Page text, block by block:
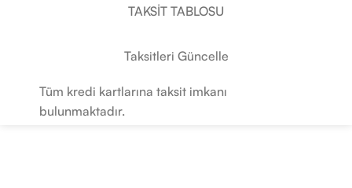
TAKSIT TABLOSU
Taksitleri Güncelle
Tüm kredi kartlarına taksit imkanı
bulunmaktadır.